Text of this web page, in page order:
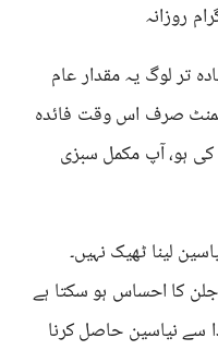
تر لوگ یہ مقدار عام
صرف اس وقت فائدہ
ہو، آپ مکمل سبزی
لینا ٹھیک نہیں۔
کا احساس ہو سکتا ہے
سے نیاسین حاصل کرنا